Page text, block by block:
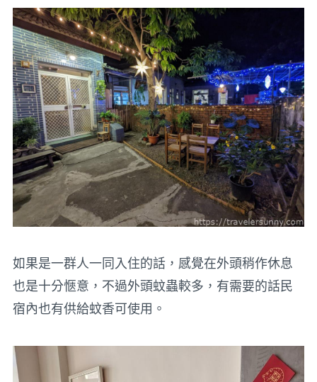
如果是一群人一同入住的話，感覺在外頭稍作休息
也是十分愜意，不過外頭蚊蟲較多，有需要的話民
宿內也有供給蚊香可使用。